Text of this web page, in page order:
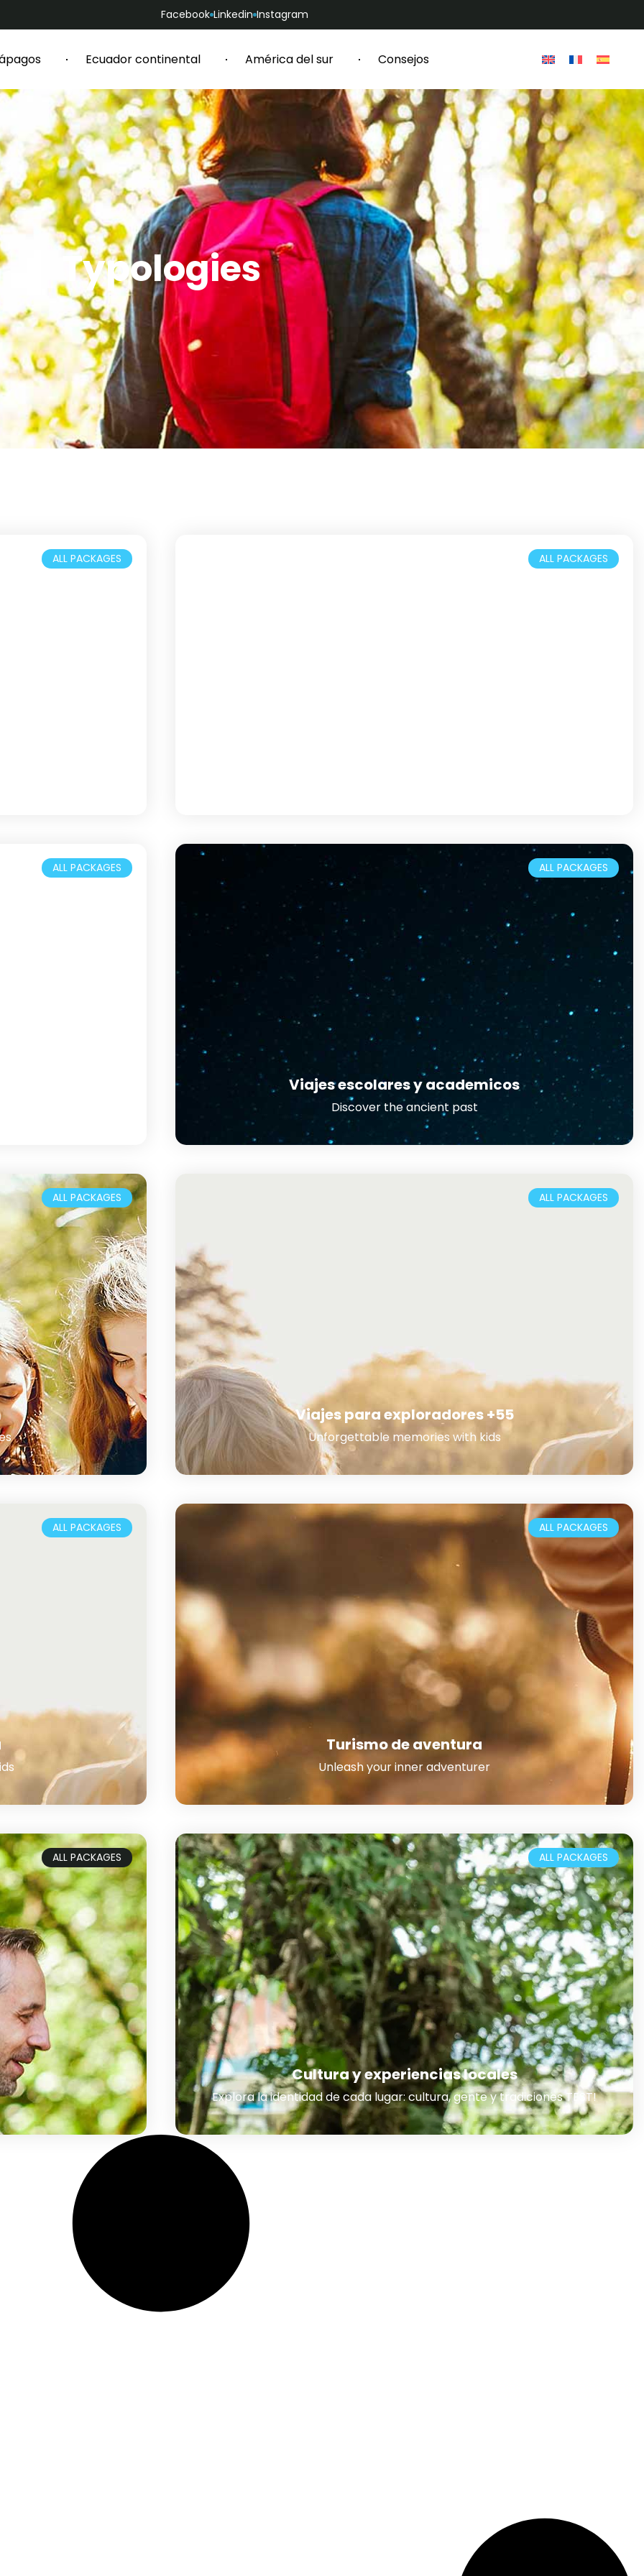
Facebook Linkedin Instagram
Ecuador continental América del sur Consejos
Typologies
ALL PACKAGES ALL PACKAGES
ALL PACKAGES ALL PACKAGES
Viajes escolares y academicos
Discover the ancient past
ALL PACKAGES ALL PACKAGES
Viajes para exploradores +55
Unforgettable memories with kids
ALL PACKAGES ALL PACKAGES
Turismo de aventura
Unleash your inner adventurer
ALL PACKAGES ALL PACKAGES
Cultura y experiencias locales
Explora la identidad de cada lugar: cultura, gente y tradiciones TEST!